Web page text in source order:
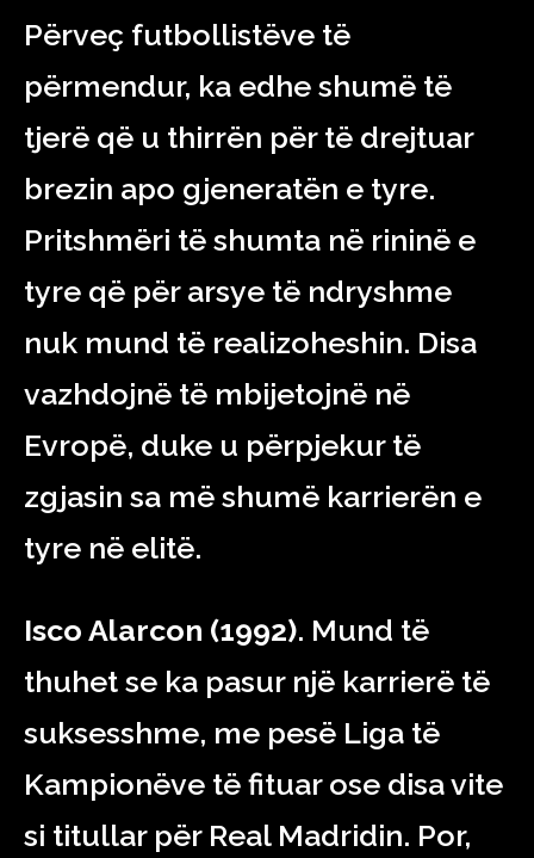
Përveç futbollistëve të
përmendur, ka edhe shumë të
tjerë që u thirrën për të drejtuar
brezin apo gjeneratën e tyre.
Pritshmëri të shumta në rininë e
tyre që për arsye të ndryshme
nuk mund të realizoheshin. Disa
vazhdojnë të mbijetojnë në
Evropë, duke u përpjekur të
zgjasin sa më shumë karrierën e
tyre në elitë.
Isco Alarcon (1992). Mund të
thuhet se ka pasur një karrierë të
suksesshme, me pesë Liga të
Kampionëve të fituar ose disa vite
si titullar për Real Madridin. Por,